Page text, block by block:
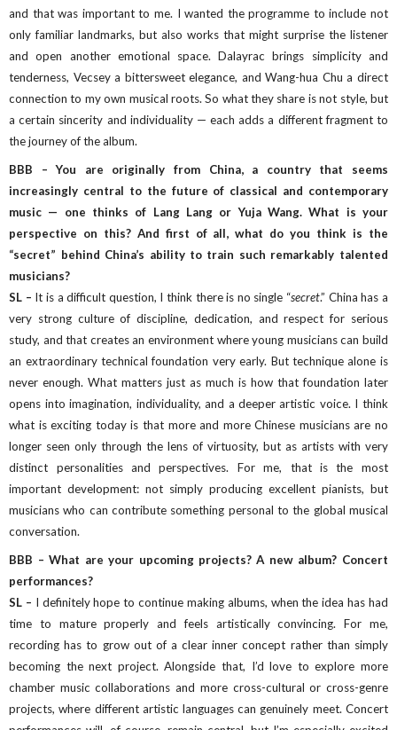
and that was important to me. I wanted the programme to include not
only familiar landmarks, but also works that might surprise the listener
and open another emotional space. Dalayrac brings simplicity and
tenderness, Vecsey a bittersweet elegance, and Wang-hua Chu a direct
connection to my own musical roots. So what they share is not style, but
a certain sincerity and individuality — each adds a different fragment to
the journey of the album.
BBB – You are originally from China, a country that seems
increasingly central to the future of classical and contemporary
music — one thinks of Lang Lang or Yuja Wang. What is your
perspective on this? And first of all, what do you think is the
“secret” behind China’s ability to train such remarkably talented
musicians?
SL – It is a difficult question, I think there is no single “secret.” China has a
very strong culture of discipline, dedication, and respect for serious
study, and that creates an environment where young musicians can build
an extraordinary technical foundation very early. But technique alone is
never enough. What matters just as much is how that foundation later
opens into imagination, individuality, and a deeper artistic voice. I think
what is exciting today is that more and more Chinese musicians are no
longer seen only through the lens of virtuosity, but as artists with very
distinct personalities and perspectives. For me, that is the most
important development: not simply producing excellent pianists, but
musicians who can contribute something personal to the global musical
conversation.
BBB – What are your upcoming projects? A new album? Concert
performances?
SL – I definitely hope to continue making albums, when the idea has had
time to mature properly and feels artistically convincing. For me,
recording has to grow out of a clear inner concept rather than simply
becoming the next project. Alongside that, I’d love to explore more
chamber music collaborations and more cross-cultural or cross-genre
projects, where different artistic languages can genuinely meet. Concert